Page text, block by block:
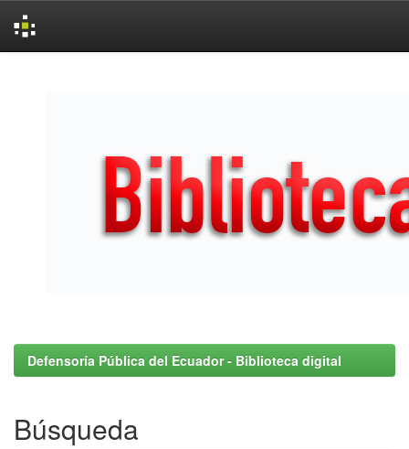
Defensoría Pública del Ecuador - Biblioteca digital
Búsqueda